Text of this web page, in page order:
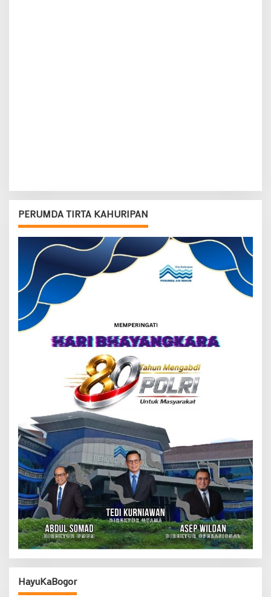
PERUMDA TIRTA KAHURIPAN
HayuKaBogor